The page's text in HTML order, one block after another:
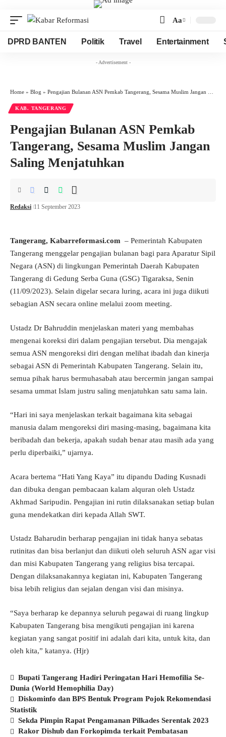
Font
Resizer
Aa
DPRD BANTEN Politik Travel Entertainment
- Advertisement -
Home » Blog » Pengajian Bulanan ASN Pemkab Tangerang, Sesama Muslim Jangan Saling Menjatuhkan
KAB. TANGERANG
Pengajian Bulanan ASN Pemkab
Tangerang, Sesama Muslim Jangan
Saling Menjatuhkan
Redaksi 11 September 2023
Tangerang, Kabarreformasi.com – Pemerintah Kabupaten
Tangerang menggelar pengajian bulanan bagi para Aparatur Sipil
Negara (ASN) di lingkungan Pemerintah Daerah Kabupaten
Tangerang di Gedung Serba Guna (GSG) Tigaraksa, Senin
(11/09/2023). Selain digelar secara luring, acara ini juga diikuti
sebagian ASN secara online melalui zoom meeting.
Ustadz Dr Bahruddin menjelaskan materi yang membahas
mengenai koreksi diri dalam pengajian tersebut. Dia mengajak
semua ASN mengoreksi diri dengan melihat ibadah dan kinerja
sebagai ASN di Pemerintah Kabupaten Tangerang. Selain itu,
semua pihak harus bermuhasabah atau bercermin jangan sampai
sesama ummat Islam justru saling menjatuhkan satu sama lain.
“Hari ini saya menjelaskan terkait bagaimana kita sebagai
manusia dalam mengoreksi diri masing-masing, bagaimana kita
beribadah dan bekerja, apakah sudah benar atau masih ada yang
perlu diperbaiki,” ujarnya.
Acara bertema “Hati Yang Kaya” itu dipandu Dading Kusnadi
dan dibuka dengan pembacaan kalam alquran oleh Ustadz
Akhmad Saripudin. Pengajian ini rutin dilaksanakan setiap bulan
guna mendekatkan diri kepada Allah SWT.
Ustadz Baharudin berharap pengajian ini tidak hanya sebatas
rutinitas dan bisa berlanjut dan diikuti oleh seluruh ASN agar visi
dan misi Kabupaten Tangerang yang religius bisa tercapai.
Dengan dilaksanakannya kegiatan ini, Kabupaten Tangerang
bisa lebih religius dan sejalan dengan visi dan misinya.
“Saya berharap ke depannya seluruh pegawai di ruang lingkup
Kabupaten Tangerang bisa mengikuti pengajian ini karena
kegiatan yang sangat positif ini adalah dari kita, untuk kita, dan
oleh kita,” katanya. (Hjr)
Bupati Tangerang Hadiri Peringatan Hari Hemofilia Se-
Dunia (World Hemophilia Day)
Diskominfo dan BPS Bentuk Program Pojok Rekomendasi
Statistik
Sekda Pimpin Rapat Pengamanan Pilkades Serentak 2023
Rakor Dishub dan Forkopimda terkait Pembatasan